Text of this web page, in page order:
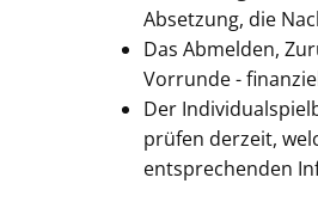
Absetzung, die
Das Abmelden,
Vorrunde -
Der
prüfen derzeit,
entsprechenden